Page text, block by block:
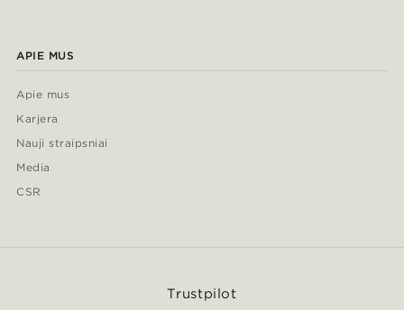
APIE MUS
Apie mus
Karjera
Nauji straipsniai
Media
CSR
Trustpilot